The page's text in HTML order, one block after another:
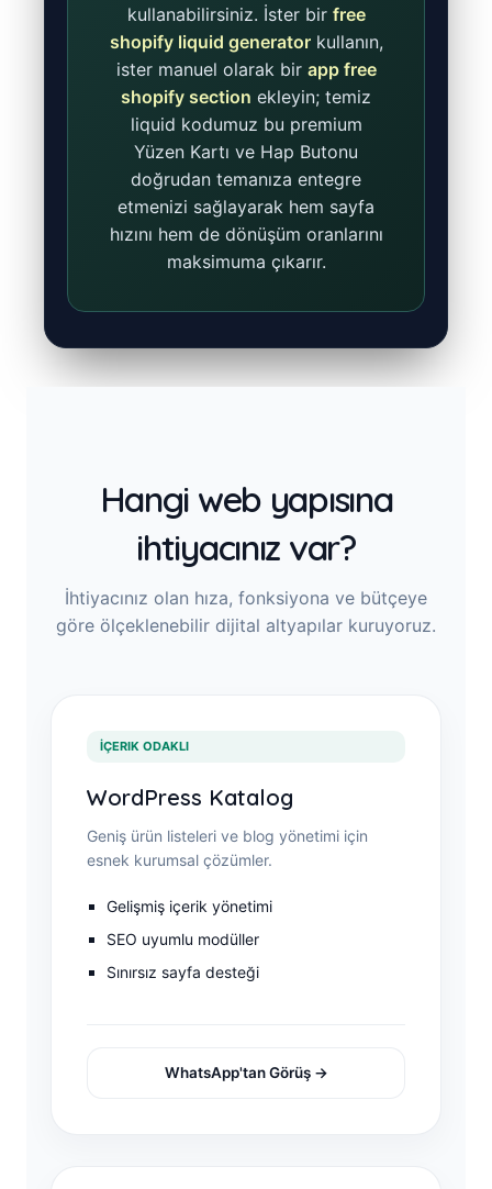
kullanabilirsiniz. İster bir free
shopify liquid generatorkullanın,
ister manuel olarak bir app free
shopify section ekleyin; temiz
liquid kodumuz bu premium
Yüzen Kartı ve Hap Butonu
doğrudan temanıza entegre
etmenizi sağlayarak hem sayfa
hızını hem de dönüşüm oranlarını
maksimuma çıkarır.
Hangi web yapısına
ihtiyacınız var?
İhtiyacınız olan hıza, fonksiyona ve bütçeye
göre ölçeklenebilir dijital altyapılar kuruyoruz.
İÇERIK ODAKLI
WordPress Katalog
Geniş ürün listeleri ve blog yönetimi için
esnek kurumsal çözümler.
Gelişmiş içerik yönetimi
SEO uyumlu modüller
Sınırsız sayfa desteği
WhatsApp'tan Görüş →